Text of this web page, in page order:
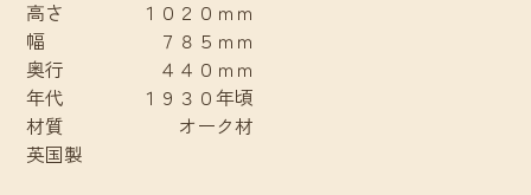
高さ １０２０ｍｍ
幅 ７８５ｍｍ
奥行 ４４０ｍｍ
年代 １９３０年頃
材質 オーク材
英国製